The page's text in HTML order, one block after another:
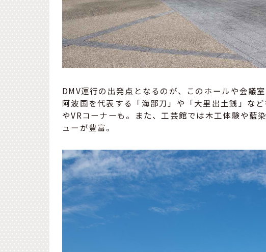
DMV運行の出発点となるのが、このホールや会議
阿波国を代表する「海部刀」や「大里出土銭」な
やVRコーナーも。また、工芸館では木工体験や藍
ューが豊富。